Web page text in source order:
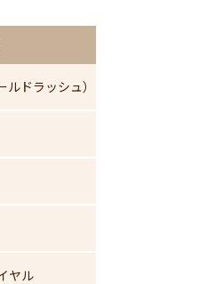
ドラッシュ）
ヤル